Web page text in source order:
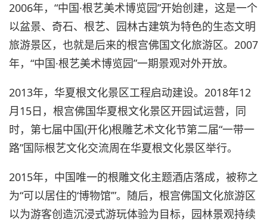
2006年，“中国·根艺美术博览园”开始创建，这是一个
以盆景、奇石、根艺、园林古建筑为特色的生态文明
旅游景区，也就是后来的根宫佛国文化旅游区。2007
年，“中国·根艺美术博览园”一期景观对外开放。
2013年，华夏根文化景区工程启动建设。2018年12
月15日，根宫佛国华夏根文化景区开园试运营，同
时，第七届中国(开化)根雕艺术文化节第二届“一带一
路”国际根艺文化交流周在华夏根文化景区举行。
2015年，中国唯一的根雕文化主题酒店落成，被称之
为“可以居住的‘博物馆’”。随后，根宫佛国文化旅游区
以为游客创造沉浸式游玩体验为目标，园林景观持续